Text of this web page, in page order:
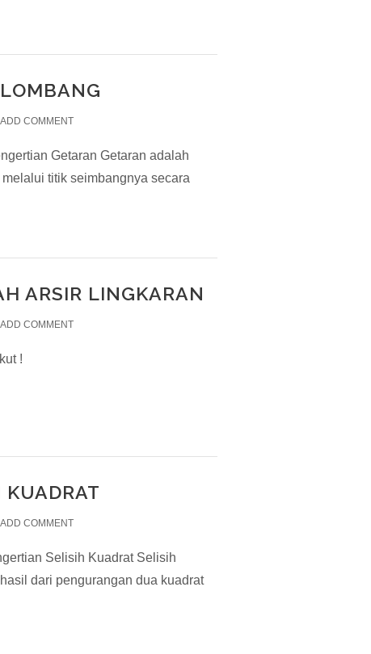
ADD COMMENT
Getaran Getaran adalah
titik seimbangnya secara
ARSIR LINGKARAN
ADD COMMENT
berikut !
ADD COMMENT
Selisih Kuadrat Selisih
dari pengurangan dua kuadrat